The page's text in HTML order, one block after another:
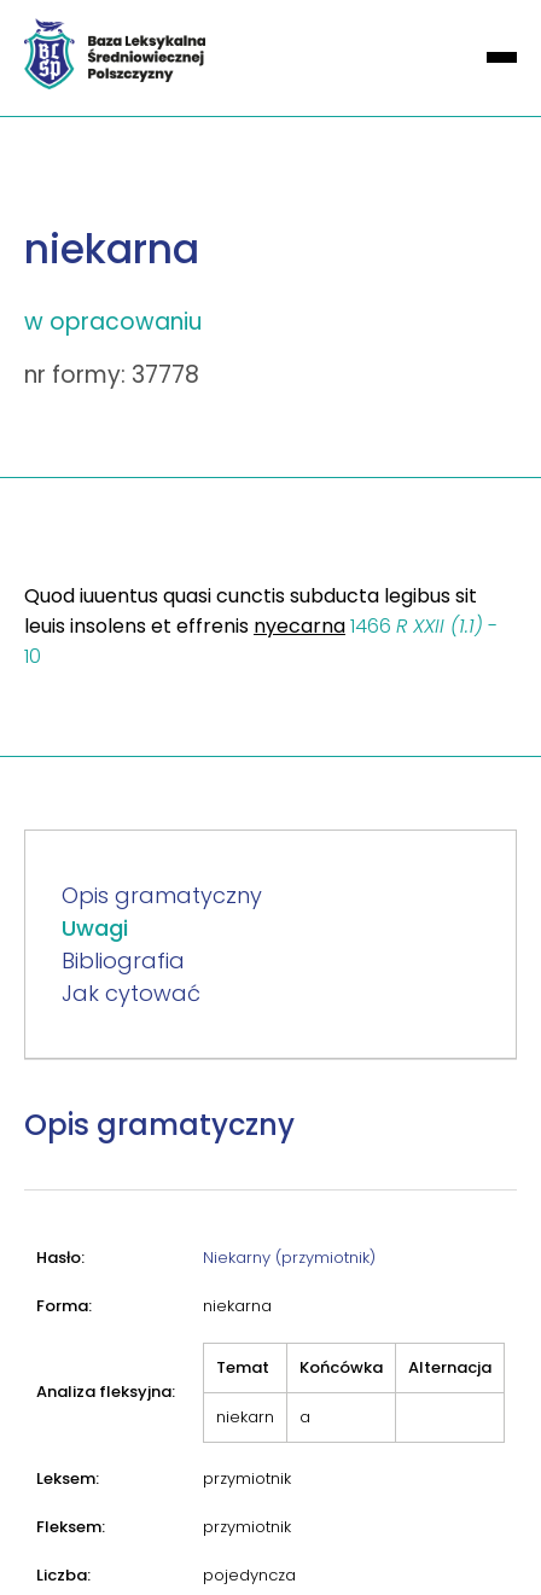
niekarna
w opracowaniu
nr formy: 37778
Quod iuuentus quasi cunctis subducta legibus sit
leuis insolens et effrenis nyecarna1466 R XXII (1.1) -
10
Opis gramatyczny
Uwagi
Bibliografia
Jak cytować
Opis gramatyczny
Hasło: Niekarny (przymiotnik)
Forma: niekarna
Analiza fleksyjna:
Temat Końcówka Alternacja
niekarn a
Leksem: przymiotnik
Fleksem: przymiotnik
Liczba: pojedyncza